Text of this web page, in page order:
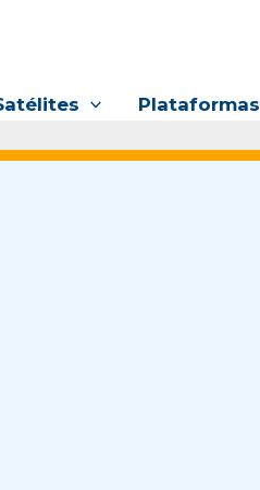
Plataformas